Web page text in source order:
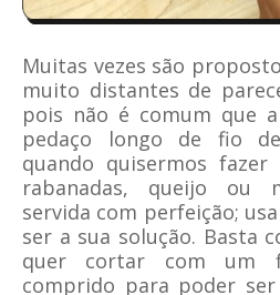
Muitas vezes são
muito distantes de
pois não é comum que
pedaço longo de fio
quando quisermos
rabanadas, queijo ou
servida com perfeição;
ser a sua solução. Basta
quer cortar com um
comprido para poder